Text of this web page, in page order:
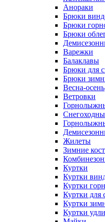
Анораки
Брюки
Брюки
Брюки
Варежки
Балаклавы
Брюки для
Брюки
Весна-осень
Ветровки
Жилеты
Зимние
Куртки
Куртки
Куртки
Куртки для
Куртки
Куртки